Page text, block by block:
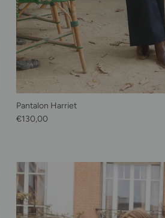
Pantalon Harriet
Prix habituel
€130,00